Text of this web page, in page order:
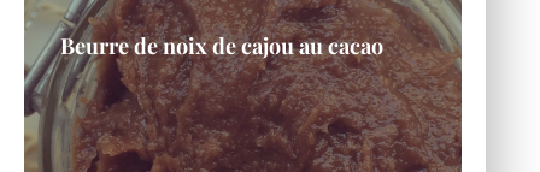
Beurre de noix de cajou au cacao